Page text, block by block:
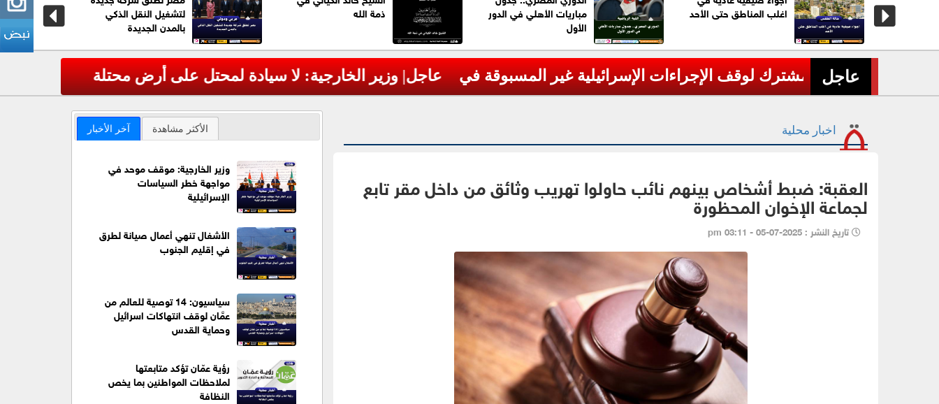
اغلب المناطق حتى الأحد
مباريات الأهلي في الدور
الأول
ذمة الله
لتشغيل النقل الذكي
بالمدن الجديدة
عاجل
المسبوقة في عاجل| وزير الخارجية: لا سيادة لمحتل على أرض محتلة ›
اخبار محلية
العقبة: ضبط أشخاص بينهم نائب حاولوا تهريب وثائق من داخل مقر تابع
لجماعة الإخوان المحظورة
تاريخ النشر : 2025-07-05 - 03:11 pm
آخر الأخبار الأكثر مشاهدة
وزير الخارجية: موقف موحد في
مواجهة خطر السياسات
الإسرائيلية
الأشغال تنهي أعمال صيانة لطرق
في إقليم الجنوب
سياسيون: 14 توصية للعالم من
عمَّان لوقف انتهاكات اسرائيل
وحماية القدس
رؤية عمّان تؤكد متابعتها
لملاحظات المواطنين بما يخص
النظافة